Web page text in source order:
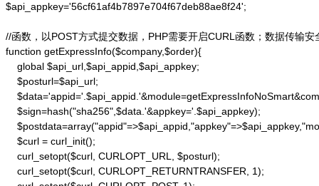
$api_appkey='56cf61af4b7897e704f67deb88ae8f24';
//函数，以POST方式提交数据，PHP需要开启CURL函数；数据传输安
function getExpressInfo($company,$order){
    global $api_url,$api_appid,$api_appkey;
    $posturl=$api_url;
    $sign=hash("sha256",$data.'&appkey='.$api_appkey);
    $curl = curl_init();
    curl_setopt($curl, CURLOPT_URL, $posturl);
    curl_setopt($curl, CURLOPT_RETURNTRANSFER, 1);